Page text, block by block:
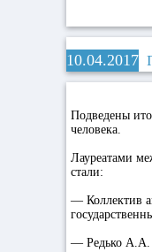
10.04.2017
Подведены
человека.
Лауреатами
стали:
— Коллектив
— Редько А.А.